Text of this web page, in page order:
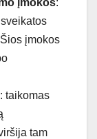
įmokos
: taikomas
tam